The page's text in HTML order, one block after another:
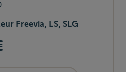
Freevia, LS, SLG